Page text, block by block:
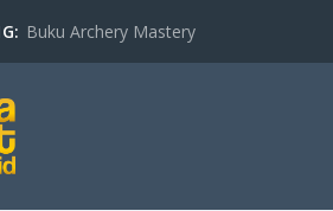
Buku Archery Mastery